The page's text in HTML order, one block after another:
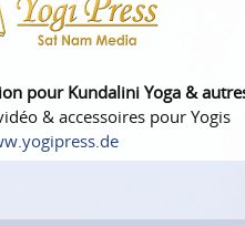
pour Kundalini Yoga &
& accessoires pour Yogis